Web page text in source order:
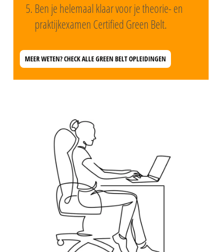
Ben je helemaal klaar voor je theorie- en
praktijkexamen Certified Green Belt.
MEER WETEN? CHECK ALLE GREEN BELT OPLEIDINGEN